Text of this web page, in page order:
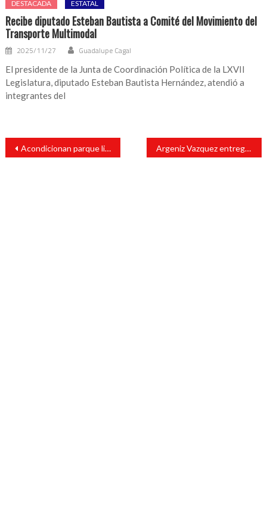
DESTACADA ESTATAL
Recibe diputado Esteban Bautista a Comité del Movimiento del
Transporte Multimodal
2025/11/27 Guadalupe Cagal
El presidente de la Junta de Coordinación Política de la LXVII
Legislatura, diputado Esteban Bautista Hernández, atendió a
integrantes del
Navegación
entradas
Acondicionan parque lineal de andadores en río Puchuapan y Tajalate en San Andrés Tuxtla Argeniz Vazquez entrega apoyos a la Florida tras daños en vivienda por vientos